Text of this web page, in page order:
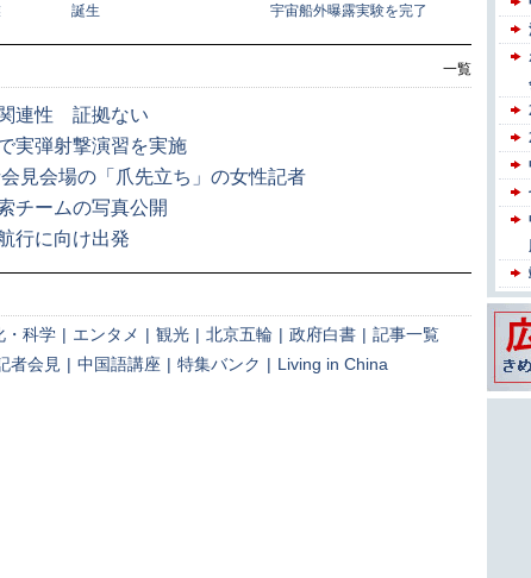
一覧
連性 証拠ない
実弾射撃演習を実施
見会場の「爪先立ち」の女性記者
チームの写真公開
行に向け出発
・科学 | エンタメ | 観光 | 北京五輪 | 政府白書 | 記事一覧
者会見 | 中国語講座 | 特集バンク | Living in China